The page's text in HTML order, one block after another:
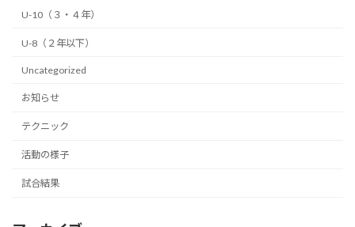
U-10（３・４年）
U-8（２年以下）
Uncategorized
お知らせ
テクニック
活動の様子
試合結果